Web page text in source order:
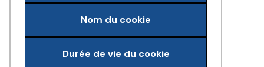
Nom du cookie
Durée de vie du cookie